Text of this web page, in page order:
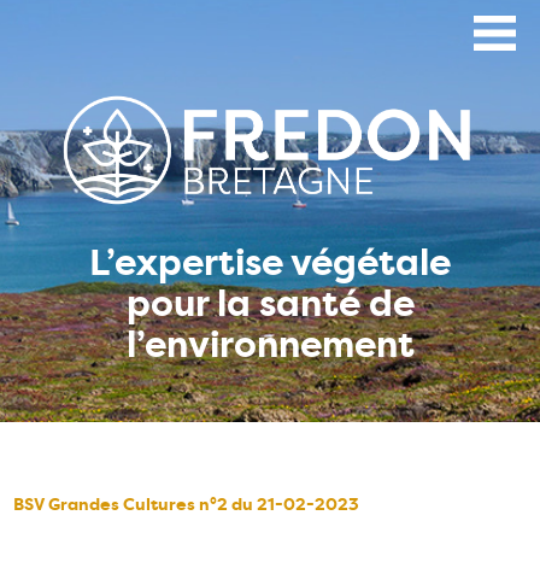
L’expertise végétale
pour la santé de
l’environnement
BSV Grandes Cultures n°2 du 21-02-2023